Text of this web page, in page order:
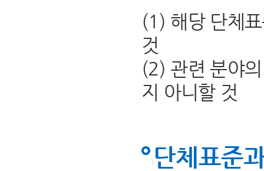
(1) 해당 단체
것
(2) 관련 분야
지 아니할 것
단체표준